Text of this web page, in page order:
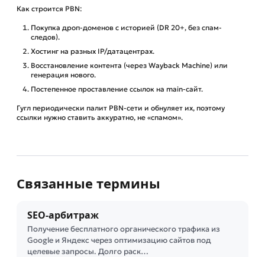
Как строится PBN:
Покупка дроп-доменов с историей (DR 20+, без спам-
следов).
Хостинг на разных IP/датацентрах.
Восстановление контента (через Wayback Machine) или
генерация нового.
Постепенное проставление ссылок на main-сайт.
Гугл периодически палит PBN-сети и обнуляет их, поэтому
ссылки нужно ставить аккуратно, не «спамом».
Связанные термины
SEO-арбитраж
Получение бесплатного органического трафика из
Google и Яндекс через оптимизацию сайтов под
целевые запросы. Долго раск…